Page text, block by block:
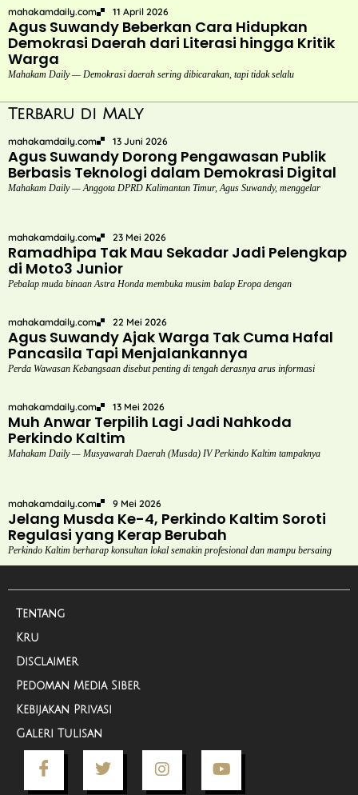
mahakamdaily.com 11 April 2026
Agus Suwandy Beberkan Cara Hidupkan
Demokrasi Daerah dari Literasi hingga Kritik
Warga
Mahakam Daily — Demokrasi daerah sering dibicarakan, tapi tidak selalu
Terbaru di Maly
mahakamdaily.com 13 Juni 2026
Agus Suwandy Dorong Pengawasan Publik
Berbasis Teknologi dalam Demokrasi Digital
Mahakam Daily — Anggota DPRD Kalimantan Timur, Agus Suwandy, menggelar
mahakamdaily.com 23 Mei 2026
Ramadhipa Tak Mau Sekadar Jadi Pelengkap
di Moto3 Junior
Pebalap muda binaan Astra Honda membuka musim balap Eropa dengan
mahakamdaily.com 22 Mei 2026
Agus Suwandy Ajak Warga Tak Cuma Hafal
Pancasila Tapi Menjalankannya
Perda Wawasan Kebangsaan disebut penting di tengah derasnya arus informasi
mahakamdaily.com 13 Mei 2026
Muh Anwar Terpilih Lagi Jadi Nahkoda
Perkindo Kaltim
Mahakam Daily — Musyawarah Daerah (Musda) IV Perkindo Kaltim tampaknya
mahakamdaily.com 9 Mei 2026
Jelang Musda Ke-4, Perkindo Kaltim Soroti
Regulasi yang Kerap Berubah
Perkindo Kaltim berharap konsultan lokal semakin profesional dan mampu bersaing
Tentang
Kru
Disclaimer
Pedoman Media Siber
Kebijakan Privasi
Galeri Tulisan